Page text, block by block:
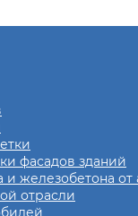
фасадов зданий
железобетона от
отрасли